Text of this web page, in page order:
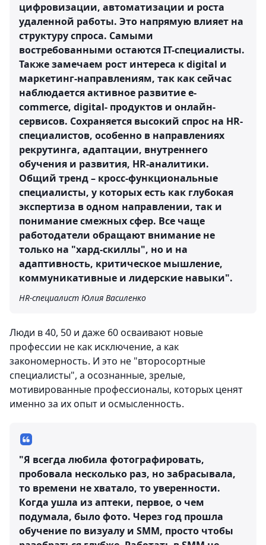
цифровизации, автоматизации и роста
удаленной работы. Это напрямую влияет на
структуру спроса. Самыми
востребованными остаются IT-специалисты.
Также замечаем рост интереса к digital и
маркетинг-направлениям, так как сейчас
наблюдается активное развитие e-
commerce, digital- продуктов и онлайн-
сервисов. Сохраняется высокий спрос на HR-
специалистов, особенно в направлениях
рекрутинга, адаптации, внутреннего
обучения и развития, HR-аналитики.
Общий тренд – кросс-функциональные
специалисты, у которых есть как глубокая
экспертиза в одном направлении, так и
понимание смежных сфер. Все чаще
работодатели обращают внимание не
только на "хард-скиллы", но и на
адаптивность, критическое мышление,
коммуникативные и лидерские навыки".
HR-специалист Юлия Василенко
Люди в 40, 50 и даже 60 осваивают новые
профессии не как исключение, а как
закономерность. И это не "второсортные
специалисты", а осознанные, зрелые,
мотивированные профессионалы, которых ценят
именно за их опыт и осмысленность.
"Я всегда любила фотографировать,
пробовала несколько раз, но забрасывала,
то времени не хватало, то уверенности.
Когда ушла из аптеки, первое, о чем
подумала, было фото. Через год прошла
обучение по визуалу и SMM, просто чтобы